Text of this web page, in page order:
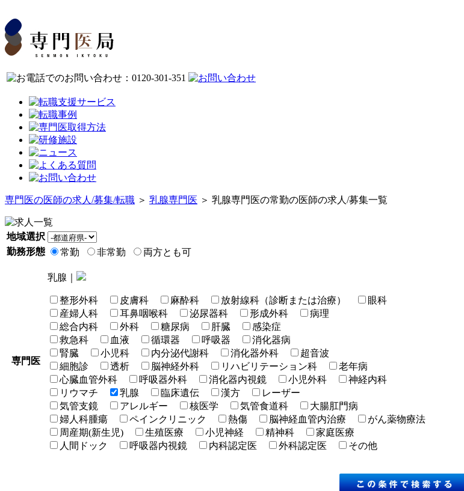
専門医の医師の求人/募集/転職 ＞ 乳腺専門医 ＞ 乳腺専門医の常勤の医師の求人/募集一覧
地域選択
勤務形態
常勤 非常勤 両方とも可
専門医
乳腺｜
整形外科 皮膚科 麻酔科 放射線科（診断または治療）
眼科
産婦人科
耳鼻咽喉科 泌尿器科 形成外科
病理
総合内科
外科 糖尿病 肝臓
感染症
救急科
血液 循環器 呼吸器
消化器病
腎臓
小児科 内分泌代謝科 消化器外科
超音波
細胞診
透析 脳神経外科 リハビリテーション科
老年病
心臓血管外科
呼吸器外科 消化器内視鏡 小児外科
神経内科
リウマチ
乳腺 臨床遺伝 漢方
レーザー
気管支鏡
アレルギー 核医学 気管食道科
大腸肛門病
婦人科腫瘍
ペインクリニック 熱傷 脳神経血管内治療
がん薬物療法
周産期(新生児)
生殖医療 小児神経 精神科
家庭医療
人間ドック
呼吸器内視鏡 内科認定医 外科認定医 その他